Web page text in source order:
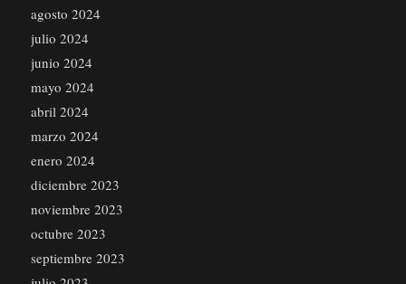
agosto 2024
julio 2024
junio 2024
mayo 2024
abril 2024
marzo 2024
enero 2024
diciembre 2023
noviembre 2023
octubre 2023
septiembre 2023